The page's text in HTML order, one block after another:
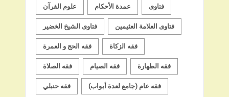
علوم القرآن عمدة الأحكام فتاوى
فتاوى الشيخ الخضير فتاوى العلامة العثيمين
فقه الحج و العمرة فقه الزكاة
فقه الصلاة فقه الصيام فقه الطهارة
فقه حنبلي فقه عام (جامع لعدة أبواب)